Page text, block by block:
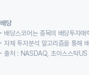
배당
배당스코어는 종목의 배당투자
자체 투자분석 알고리즘을 통해
출처 : NASDAQ, 초이스스탁US